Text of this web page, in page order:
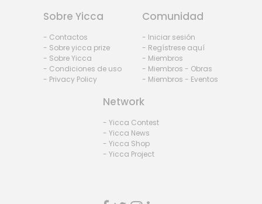
Sobre Yicca
- Contactos
- Sobre yicca prize
- Sobre Yicca
- Condiciones de uso
- Privacy Policy
Comunidad
- Iniciar sesión
- Regístrese aquí
- Miembros
- Miembros - Obras
- Miembros - Eventos
Network
- Yicca Contest
- Yicca News
- Yicca Shop
- Yicca Project